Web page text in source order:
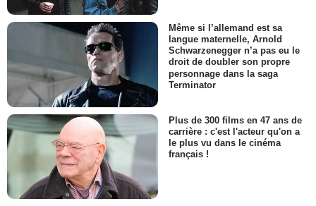
Même si l’allemand est sa
langue maternelle, Arnold
Schwarzenegger n’a pas eu le
droit de doubler son propre
personnage dans la saga
Terminator
Plus de 300 films en 47 ans de
carrière : c'est l'acteur qu'on a
le plus vu dans le cinéma
français !